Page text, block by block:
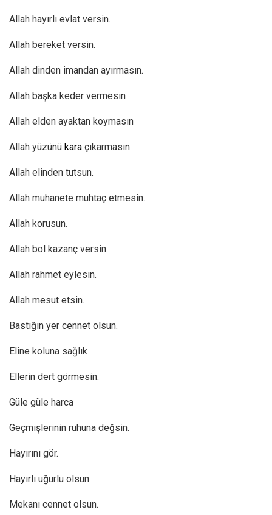
Allah hayırlı evlat versin.
Allah bereket versin.
Allah dinden imandan ayırmasın.
Allah başka keder vermesin
Allah elden ayaktan koymasın
Allah yüzünü kara çıkarmasın
Allah elinden tutsun.
Allah muhanete muhtaç etmesin.
Allah korusun.
Allah bol kazanç versin.
Allah rahmet eylesin.
Allah mesut etsin.
Bastığın yer cennet olsun.
Eline koluna sağlık
Ellerin dert görmesin.
Güle güle harca
Geçmişlerinin ruhuna değsin.
Hayırını gör.
Hayırlı uğurlu olsun
Mekanı cennet olsun.